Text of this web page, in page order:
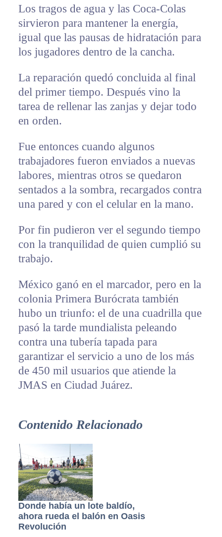
Los tragos de agua y las Coca-Colas
sirvieron para mantener la energía,
igual que las pausas de hidratación para
los jugadores dentro de la cancha.
La reparación quedó concluida al final
del primer tiempo. Después vino la
tarea de rellenar las zanjas y dejar todo
en orden.
Fue entonces cuando algunos
trabajadores fueron enviados a nuevas
labores, mientras otros se quedaron
sentados a la sombra, recargados contra
una pared y con el celular en la mano.
Por fin pudieron ver el segundo tiempo
con la tranquilidad de quien cumplió su
trabajo.
México ganó en el marcador, pero en la
colonia Primera Burócrata también
hubo un triunfo: el de una cuadrilla que
pasó la tarde mundialista peleando
contra una tubería tapada para
garantizar el servicio a uno de los más
de 450 mil usuarios que atiende la
JMAS en Ciudad Juárez.
Contenido Relacionado
Donde había un lote baldío,
ahora rueda el balón en Oasis
Revolución